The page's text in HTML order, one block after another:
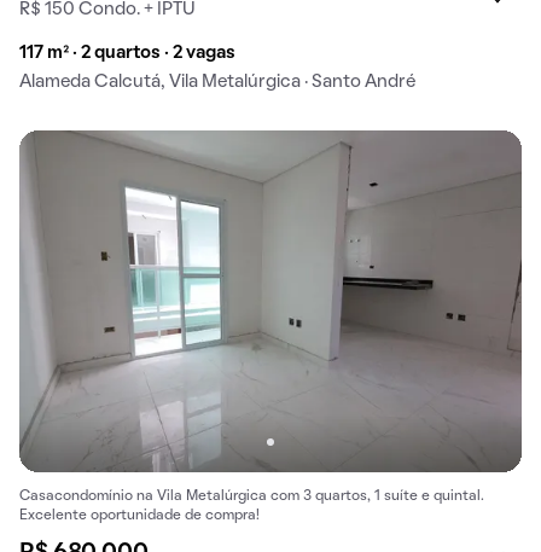
R$ 150 Condo. + IPTU
117 m² · 2 quartos · 2 vagas
Alameda Calcutá, Vila Metalúrgica · Santo André
Casacondomínio na Vila Metalúrgica com 3 quartos, 1 suíte e quintal.
Excelente oportunidade de compra!